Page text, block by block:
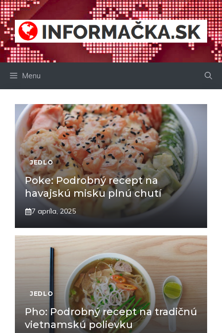
Preskočiť
na
obsah
Menu
JEDLO
Poke: Podrobný recept na
havajskú misku plnú chutí
7 apríla, 2025
JEDLO
Pho: Podrobný recept na tradičnú
vietnamskú polievku